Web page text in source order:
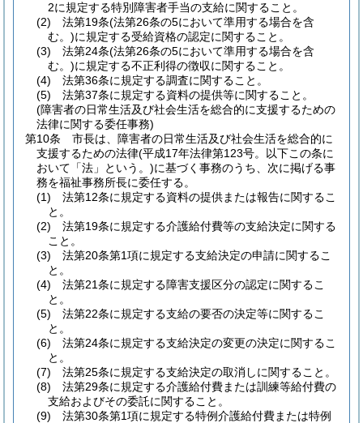
2に規定する特別障害者手当の支給に関すること。
(2)
法第19条(法第26条の5において準用する場合を含
む。)に規定する受給資格の認定に関すること。
(3)
法第24条(法第26条の5において準用する場合を含
む。)に規定する不正利得の徴収に関すること。
(4)
法第36条に規定する調査に関すること。
(5)
法第37条に規定する資料の提供等に関すること。
(障害者の日常生活及び社会生活を総合的に支援するための
法律に関する委任事務)
第10条
市長は、障害者の日常生活及び社会生活を総合的に
支援するための法律(平成17年法律第123号。以下この条に
おいて「法」という。)に基づく事務のうち、次に掲げる事
務を福祉事務所長に委任する。
(1)
法第12条に規定する資料の提供または報告に関するこ
と。
(2)
法第19条に規定する介護給付費等の支給決定に関する
こと。
(3)
法第20条第1項に規定する支給決定の申請に関するこ
と。
(4)
法第21条に規定する障害支援区分の認定に関するこ
と。
(5)
法第22条に規定する支給の要否の決定等に関するこ
と。
(6)
法第24条に規定する支給決定の変更の決定に関するこ
と。
(7)
法第25条に規定する支給決定の取消しに関すること。
(8)
法第29条に規定する介護給付費または訓練等給付費の
支給およびその委託に関すること。
(9)
法第30条第1項に規定する特例介護給付費または特例